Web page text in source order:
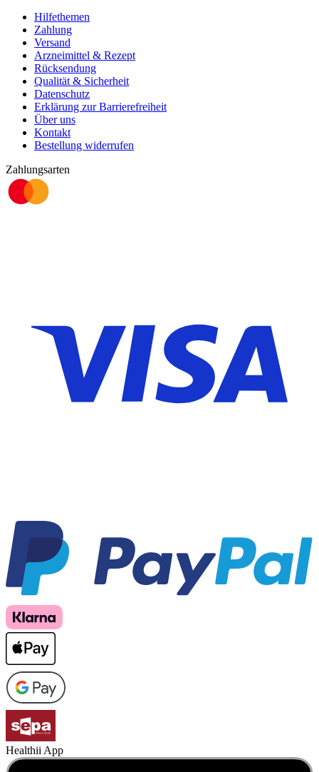
Hilfethemen
Zahlung
Versand
Arzneimittel & Rezept
Rücksendung
Qualität & Sicherheit
Datenschutz
Erklärung zur Barrierefreiheit
Über uns
Kontakt
Bestellung widerrufen
Zahlungsarten
Healthii App